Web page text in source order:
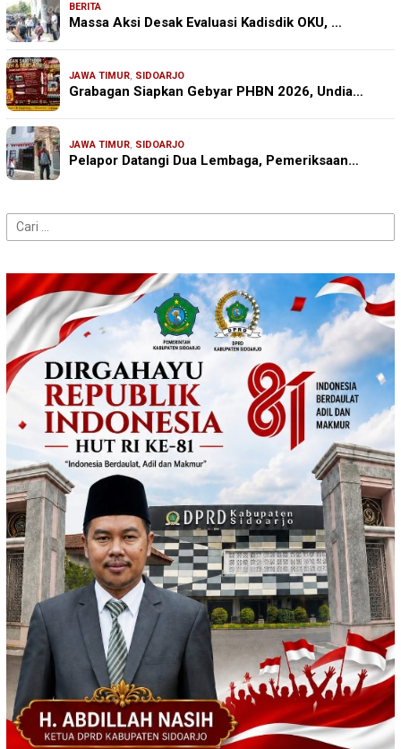
BERITA
Massa Aksi Desak Evaluasi Kadisdik OKU, …
JAWA TIMUR, SIDOARJO
Grabagan Siapkan Gebyar PHBN 2026, Undia…
JAWA TIMUR, SIDOARJO
Pelapor Datangi Dua Lembaga, Pemeriksaan…
Cari
untuk: